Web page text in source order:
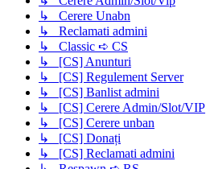
↳ Cerere Unabn
↳ Reclamati admini
↳ Classic ➪ CS
↳ [CS] Anunturi
↳ [CS] Regulement Server
↳ [CS] Banlist admini
↳ [CS] Cerere Admin/Slot/VIP
↳ [CS] Cerere unban
↳ [CS] Donați
↳ [CS] Reclamati admini